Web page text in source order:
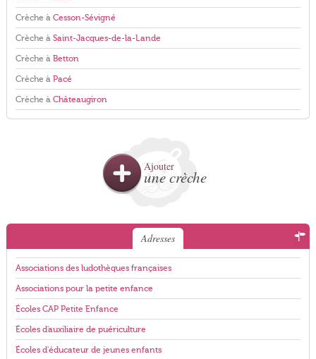
Crèche à Cesson-Sévigné
Crèche à Saint-Jacques-de-la-Lande
Crèche à Betton
Crèche à Pacé
Crèche à Châteaugiron
Ajouter
une crèche
Adresses
Associations des ludothèques françaises
Associations pour la petite enfance
Écoles CAP Petite Enfance
Écoles d'auxiliaire de puériculture
Écoles d'éducateur de jeunes enfants